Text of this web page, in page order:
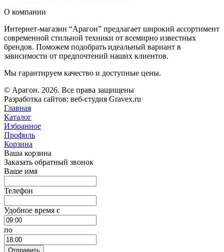
О компании
Интернет-магазин “Арагон” предлагает широкий ассортимент
современной стильной техники от всемирно известных
брендов. Поможем подобрать идеальный вариант в
зависимости от предпочтений наших клиентов.
Мы гарантируем качество и доступные цены.
© Арагон. 2026. Все права защищены
Разработка сайтов: веб-студия Gravex.ru
Главная
Каталог
Избранное
Профиль
Корзина
Ваша корзина
Заказать обратный звонок
Ваше имя
Телефон
Удобное время c
по
Отправить